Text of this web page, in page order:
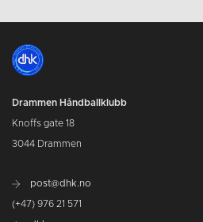
Drammen Håndballklubb
Knoffs gate 18
3044 Drammen
post@dhk.no
(+47) 976 21 571